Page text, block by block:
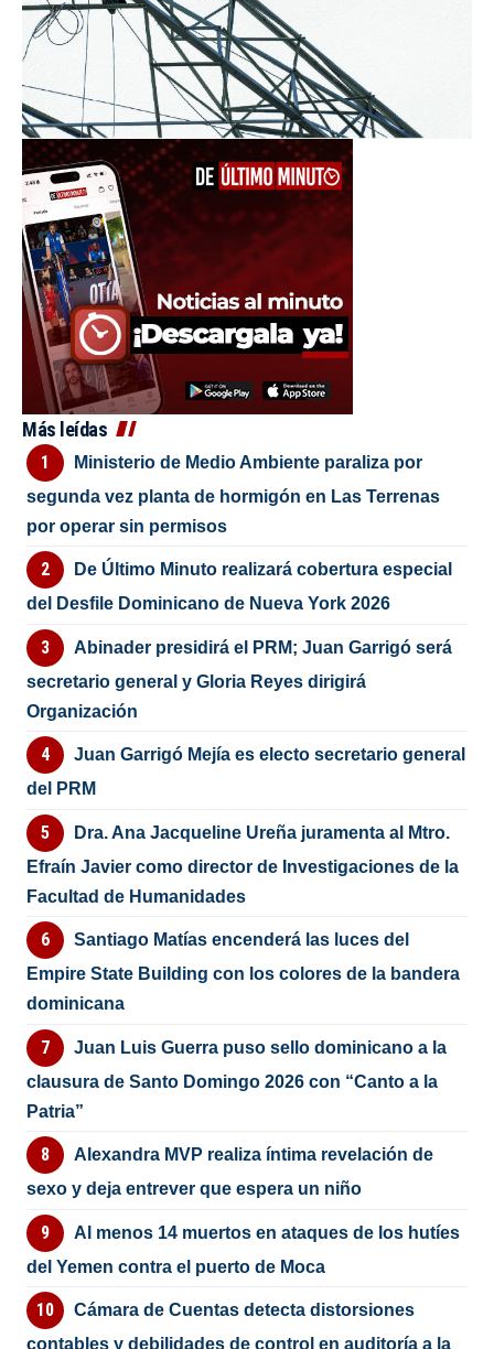
Más leídas
Ministerio de Medio Ambiente paraliza por
segunda vez planta de hormigón en Las Terrenas
por operar sin permisos
De Último Minuto realizará cobertura especial
del Desfile Dominicano de Nueva York 2026
Abinader presidirá el PRM; Juan Garrigó será
secretario general y Gloria Reyes dirigirá
Organización
Juan Garrigó Mejía es electo secretario general
del PRM
Dra. Ana Jacqueline Ureña juramenta al Mtro.
Efraín Javier como director de Investigaciones de la
Facultad de Humanidades
Santiago Matías encenderá las luces del
Empire State Building con los colores de la bandera
dominicana
Juan Luis Guerra puso sello dominicano a la
clausura de Santo Domingo 2026 con “Canto a la
Patria”
Alexandra MVP realiza íntima revelación de
sexo y deja entrever que espera un niño
Al menos 14 muertos en ataques de los hutíes
del Yemen contra el puerto de Moca
Cámara de Cuentas detecta distorsiones
contables y debilidades de control en auditoría a la